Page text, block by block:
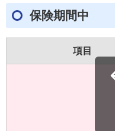
保険期間中
項目